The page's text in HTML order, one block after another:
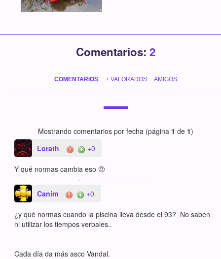
Comentarios: 2
COMENTARIOS + VALORADOS AMIGOS
Mostrando comentarios por fecha (página 1 de 1)
Lorath
+0
Y qué normas cambia eso 🤨
Canim +0
¿y qué normas cuando la piscina lleva desde el 93? No saben
ni utilizar los tiempos verbales..
Cada día da más asco Vandal.